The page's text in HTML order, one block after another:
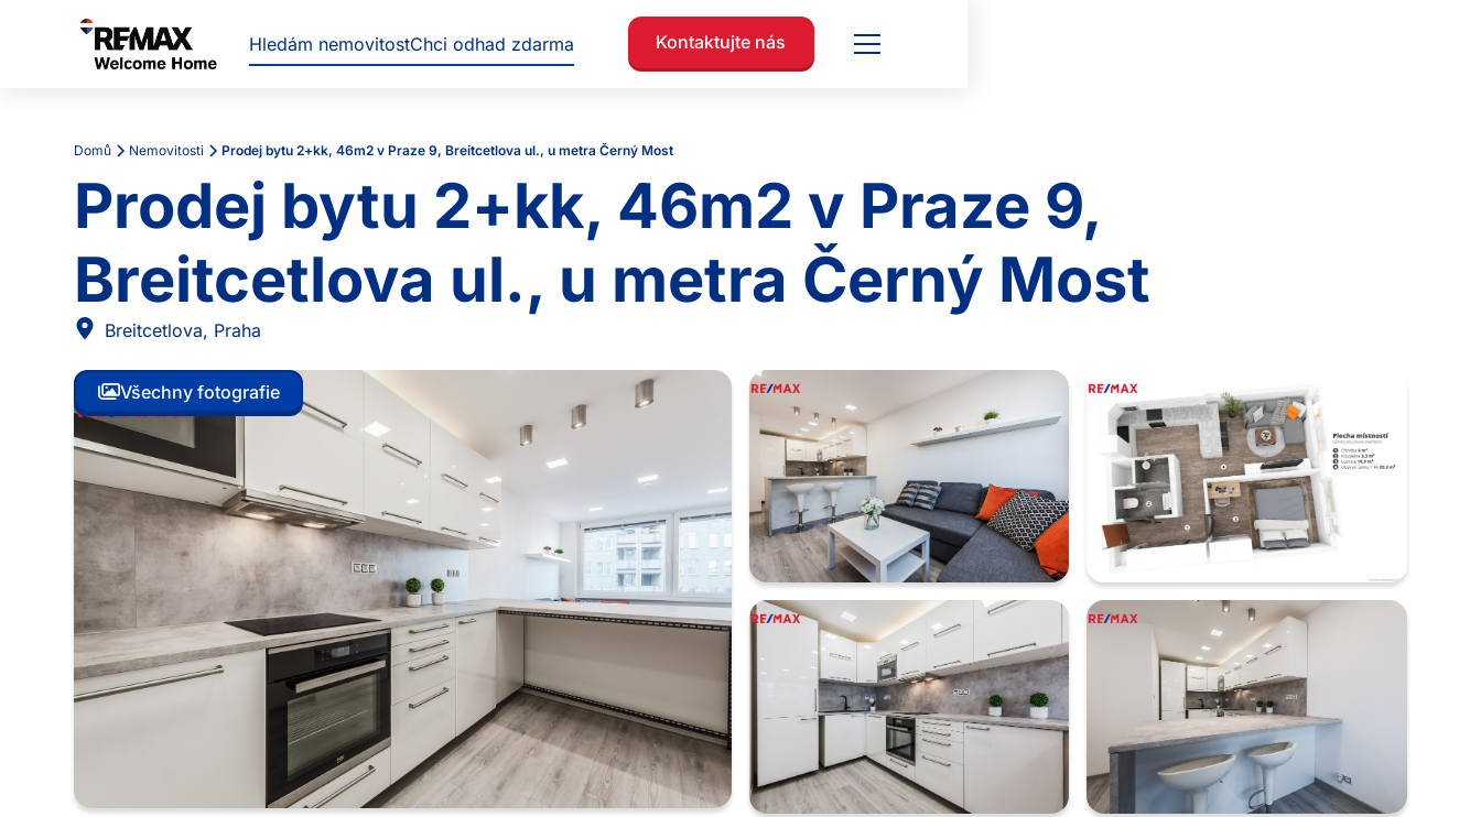
Hledám nemovitostChci odhad zdarma Kontaktujte nás
Domů Nemovitosti Prodej bytu 2+kk, 46m2 v Praze 9, Breitcetlova ul., u metra Černý Most
Prodej bytu 2+kk, 46m2 v Praze 9,
Breitcetlova ul., u metra Černý Most
Breitcetlova, Praha
Všechny fotografie